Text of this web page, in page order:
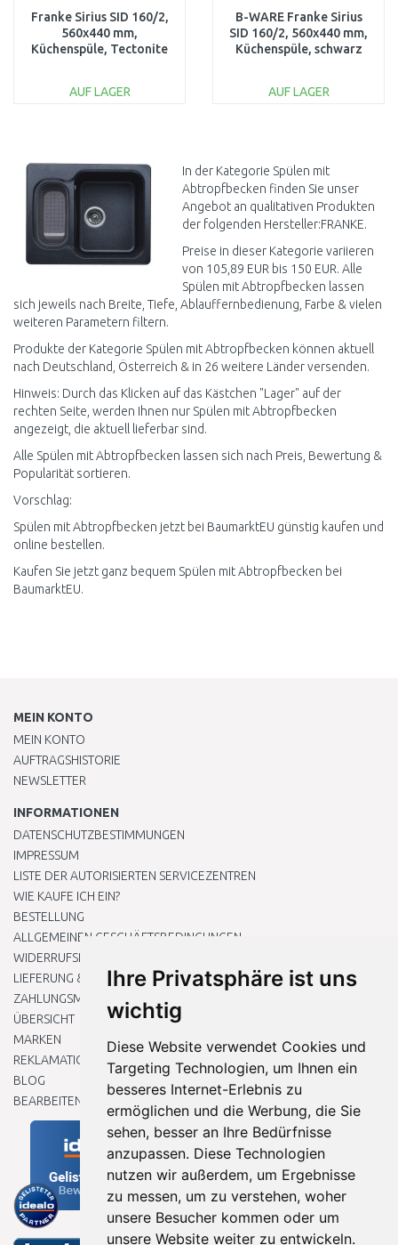
Ihre Privatsphäre ist uns
wichtig
Diese Website verwendet Cookies und
Targeting Technologien, um Ihnen ein
besseres Internet-Erlebnis zu
ermöglichen und die Werbung, die Sie
sehen, besser an Ihre Bedürfnisse
anzupassen. Diese Technologien
nutzen wir außerdem, um Ergebnisse
zu messen, um zu verstehen, woher
unsere Besucher kommen oder um
unsere Website weiter zu entwickeln.
Franke Sirius SID 160/2,
560x440 mm,
Küchenspüle, Tectonite
AUF LAGER
Vergleichen
B-WARE Franke Sirius
SID 160/2, 560x440 mm,
Küchenspüle, schwarz
AUF LAGER
Vergleichen
In der Kategorie Spülen mit
Abtropfbecken finden Sie unser
Angebot an qualitativen Produkten
der folgenden Hersteller:FRANKE.
Preise in dieser Kategorie variieren
von 105,89 EUR bis 150 EUR. Alle
Spülen mit Abtropfbecken lassen
sich jeweils nach Breite, Tiefe, Ablauffernbedienung, Farbe & vielen
weiteren Parametern filtern.
Produkte der Kategorie Spülen mit Abtropfbecken können aktuell
nach Deutschland, Österreich & in 26 weitere Länder versenden.
Hinweis: Durch das Klicken auf das Kästchen "Lager" auf der
rechten Seite, werden Ihnen nur Spülen mit Abtropfbecken
angezeigt, die aktuell lieferbar sind.
Alle Spülen mit Abtropfbecken lassen sich nach Preis, Bewertung &
Popularität sortieren.
Vorschlag:
Spülen mit Abtropfbecken jetzt bei BaumarktEU günstig kaufen und
online bestellen.
Kaufen Sie jetzt ganz bequem Spülen mit Abtropfbecken bei
BaumarktEU.
MEIN KONTO
MEIN KONTO
AUFTRAGSHISTORIE
NEWSLETTER
INFORMATIONEN
DATENSCHUTZBESTIMMUNGEN
IMPRESSUM
LISTE DER AUTORISIERTEN SERVICEZENTREN
WIE KAUFE ICH EIN?
BESTELLUNG
ALLGEMEINEN GESCHÄFTSBEDINGUNGEN
WIDERRUFSRECHT
LIEFERUNG & ZAHLUNG
ZAHLUNGSMETHODEN
ÜBERSICHT
MARKEN
REKLAMATIONEN UND RETOUREN
BLOG
BEARBEITEN SIE MEINE COOKIE-EINSTELLUNGEN